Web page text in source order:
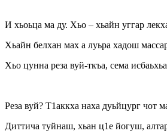
И хьоьца ма ду. Хьо – хьайн уггар
Хьайн белхан мах а луьра хадош
Хьо цунна реза вуй-ткъа, сема
Реза вуй? Т1аккха наха дуьйцург чот
Диттича туйнаш, хьан ц1е йогуш,